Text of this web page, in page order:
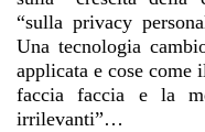
“sulla privacy
Una tecnologia
applicata e cose come
faccia faccia e la
irrilevanti”…